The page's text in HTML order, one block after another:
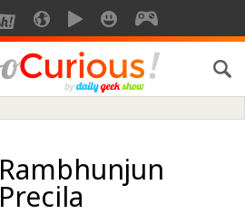
Rambhunjun
Precila